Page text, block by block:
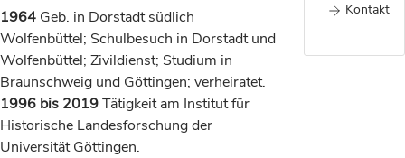
Kontakt
1964 Geb. in Dorstadt südlich
Wolfenbüttel; Schulbesuch in Dorstadt und
Wolfenbüttel; Zivildienst; Studium in
Braunschweig und Göttingen; verheiratet.
1996 bis 2019Tätigkeit am Institut für
Historische Landesforschung der
Universität Göttingen.